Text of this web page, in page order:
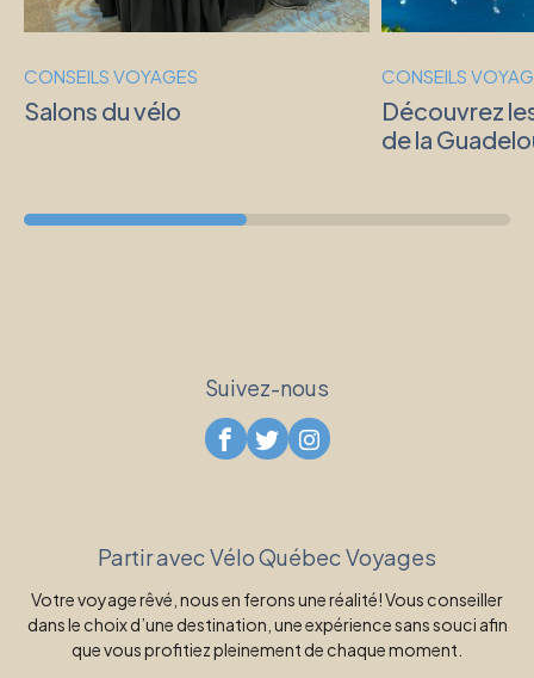
CONSEILS VOYAGES
Salons du vélo
CONSEILS
Découvrez
de la
Partir avec Vélo Québec Voyages
Votre voyage rêvé, nous en ferons une réalité! Vous conseiller
dans le choix d’une destination, une expérience sans souci afin
que vous profitiez pleinement de chaque moment.
Suivez-nous